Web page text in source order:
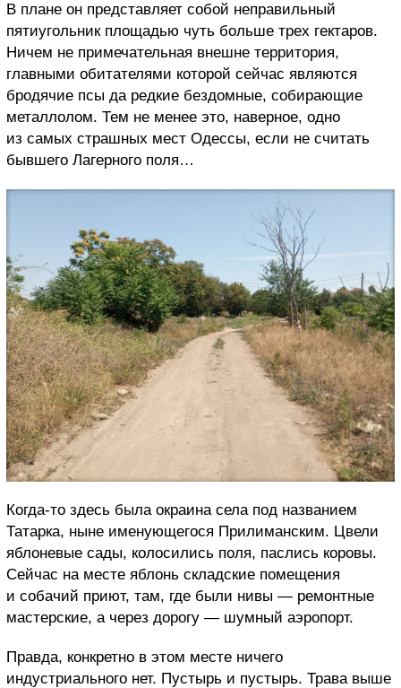
В плане он представляет собой неправильный
пятиугольник площадью чуть больше трех гектаров.
Ничем не примечательная внешне территория,
главными обитателями которой сейчас являются
бродячие псы да редкие бездомные, собирающие
металлолом. Тем не менее это, наверное, одно
из самых страшных мест Одессы, если не считать
бывшего Лагерного поля…
Когда-то здесь была окраина села под названием
Татарка, ныне именующегося Прилиманским. Цвели
яблоневые сады, колосились поля, паслись коровы.
Сейчас на месте яблонь складские помещения
и собачий приют, там, где были нивы — ремонтные
мастерские, а через дорогу — шумный аэропорт.
Правда, конкретно в этом месте ничего
индустриального нет. Пустырь и пустырь. Трава выше